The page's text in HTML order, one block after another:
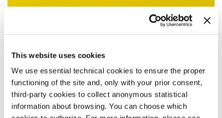
This website uses cookies
We use essential technical cookies to ensure the proper
functioning of the site and, only with your prior consent,
third-party cookies to collect anonymous statistical
information about browsing. You can choose which